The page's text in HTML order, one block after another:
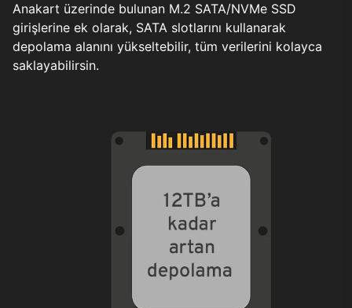
Anakart üzerinde bulunan M.2 SATA/NVMe SSD
girişlerine ek olarak, SATA slotlarını kullanarak
depolama alanını yükseltebilir, tüm verilerini kolayca
saklayabilirsin.